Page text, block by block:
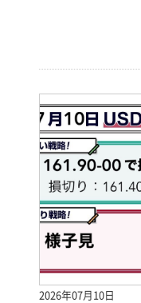
2026年07月10日